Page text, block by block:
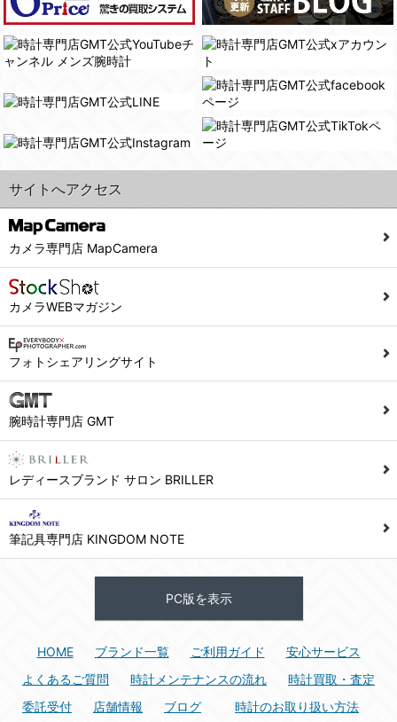
当社への個人情報の提供はお客様の任意ですが、必要な個人情報をご提供いただけない場合、当社のサービス等が利用できない場合がありますのでご了承下さい。
５．ご本人が容易に知覚できない方法による個人情報の取得
また利用者の統計的分析のため、または掲載された広告にクッキーを使用する場合があります。
シュッピン株式会社 個人情報相談窓口
Mail：privacy@syuppin.com (受付)
(6) 弊社が利用目的を示してユーザーから取得した情報を、その利用目的の範囲内で利用する場合。
6. 情報の提供
1)弊社は、各ユーザーに対し、当該ユーザーの購入商品の情報、及び弊社の特価商品の情報等、ユーザーに有益かつ便利な情報を提供するものとし、ユーザーはこれに同意するものとします。
フォームにて入力されたメールアドレスに、本サイトのお知らせをメールにてお送りさせていただきます。
本サイト会員のお客様は
※設定変更前にログインする必要があります。
メールマガジン会員のお客様はこちら
7. ユーザーの義務
(1) 他のユーザー、第三者もしくは弊社の著作権又はその他の権利を侵害する行為、及び侵害する恐れのある行為。
(6) 犯罪的行為、または犯罪的行為に結びつく行為、もしくはその恐れのある行為。
(9) 弊社の企業活動の運営を妨げるような行為、誹謗するような行為。
(12) その他、法令に違反または違反する恐れのある行為。
(13) その他、弊社が不適切と判断する行為。
2) ユーザーは、本サイト及び本サービスの利用により、弊社または第三者が損害を被ったときは、かかる損害を賠償するものとします。
サイトへアクセス
カメラ専門店 MapCamera
カメラWEBマガジン
フォトシェアリングサイト
腕時計専門店 GMT
レディースブランド サロン BRILLER
筆記具専門店 KINGDOM NOTE
PC版を表示
HOME ブランド一覧 ご利用ガイド
安心サービス
よくあるご質問
時計メンテナンスの流れ
時計買取・査定
委託受付
店舗情報 ブログ 時計のお取り扱い方法